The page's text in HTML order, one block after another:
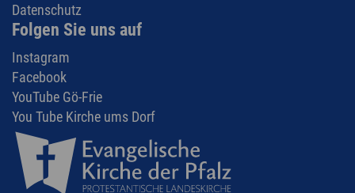
Datenschutz
Folgen Sie uns auf
Instagram
Facebook
YouTube Gö-Frie
You Tube Kirche ums Dorf